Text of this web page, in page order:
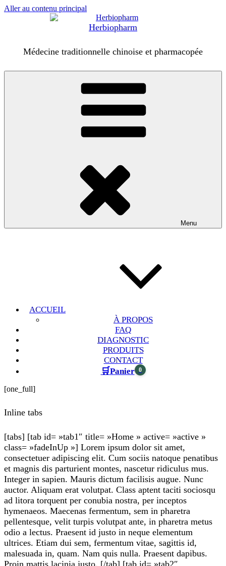
Aller au contenu principal
Herbiopharm
Médecine traditionnelle chinoise et pharmacopée
Menu
ACCUEIL
À PROPOS
FAQ
DIAGNOSTIC
PRODUITS
CONTACT
🛒Panier 0
[one_full]
Inline tabs
[tabs] [tab id= »tab1″ title= »Home » active= »active »
class= »fadeInUp »] Lorem ipsum dolor sit amet,
consectetuer adipiscing elit. Cum sociis natoque penatibus
et magnis dis parturient montes, nascetur ridiculus mus.
Integer in sapien. Mauris dictum facilisis augue. Nunc
auctor. Aliquam erat volutpat. Class aptent taciti sociosqu
ad litora torquent per conubia nostra, per inceptos
hymenaeos. Maecenas fermentum, sem in pharetra
pellentesque, velit turpis volutpat ante, in pharetra metus
odio a lectus. Praesent id justo in neque elementum
ultrices. Etiam dui sem, fermentum vitae, sagittis id,
malesuada in, quam. Nam quis nulla. Praesent dapibus.
Proin mattis lacinia justo. [/tab] [tab id= »tab2″